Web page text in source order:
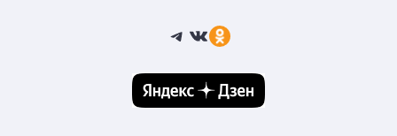
Telegram
ВКонтакте
Ссылка